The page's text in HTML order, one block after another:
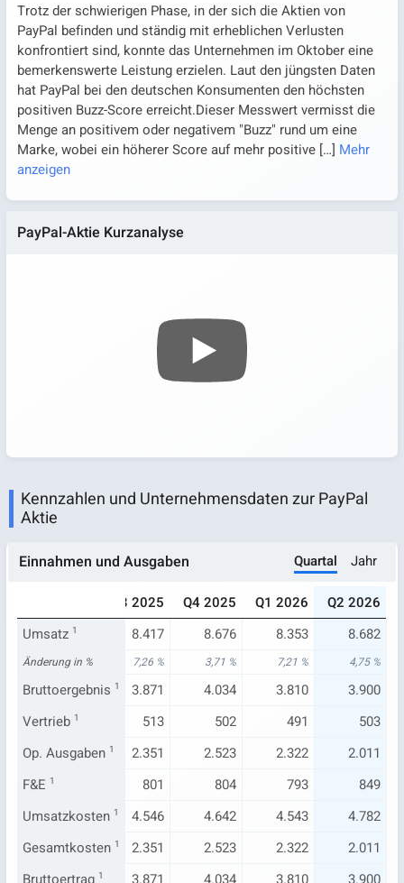
Trotz der schwierigen Phase, in der sich die Aktien von
PayPal befinden und ständig mit erheblichen Verlusten
konfrontiert sind, konnte das Unternehmen im Oktober eine
bemerkenswerte Leistung erzielen. Laut den jüngsten Daten
hat PayPal bei den deutschen Konsumenten den höchsten
positiven Buzz-Score erreicht.Dieser Messwert vermisst die
Menge an positivem oder negativem "Buzz" rund um eine
Marke, wobei ein höherer Score auf mehr positive […] Mehr
anzeigen
PayPal-Aktie Kurzanalyse
Kennzahlen und Unternehmensdaten zur PayPal
Aktie
Einnahmen und Ausgaben Quartal Jahr
Q3 2025 Q4 2025 Q1 2026
Q2 2026
Umsatz 1
8.288 8.417 8.676 8.353 8.682
Änderung in %
5,11 % 7,26 % 3,71 % 7,21 % 4,75 %
Bruttoergebnis 1
3.844 3.871 4.034 3.810
3.900
Vertrieb 1461 513 502 491
503
Op. Ausgaben 1
2.340 2.351 2.523 2.322
2.011
F&E 1 801 804 793
849
Umsatzkosten 1
4.444 4.546 4.642 4.543
4.782
Gesamtkosten 1
2.340 2.351 2.523 2.322
2.011
1